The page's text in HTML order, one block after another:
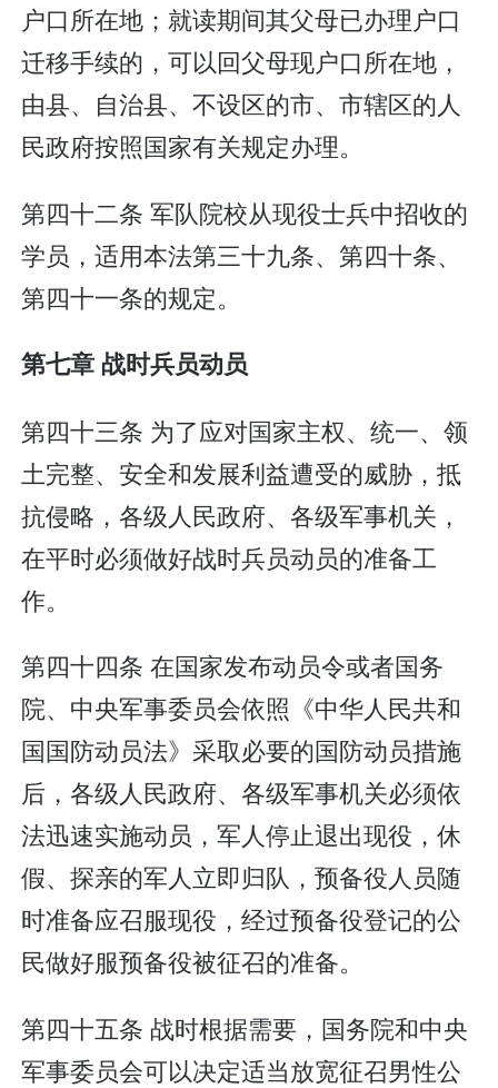
户口所在地；就读期间其父母已办理户口
迁移手续的，可以回父母现户口所在地，
由县、自治县、不设区的市、市辖区的人
民政府按照国家有关规定办理。
第四十二条 军队院校从现役士兵中招收的
学员，适用本法第三十九条、第四十条、
第四十一条的规定。
第七章 战时兵员动员
第四十三条 为了应对国家主权、统一、领
土完整、安全和发展利益遭受的威胁，抵
抗侵略，各级人民政府、各级军事机关，
在平时必须做好战时兵员动员的准备工
作。
第四十四条 在国家发布动员令或者国务
院、中央军事委员会依照《中华人民共和
国国防动员法》采取必要的国防动员措施
后，各级人民政府、各级军事机关必须依
法迅速实施动员，军人停止退出现役，休
假、探亲的军人立即归队，预备役人员随
时准备应召服现役，经过预备役登记的公
民做好服预备役被征召的准备。
第四十五条 战时根据需要，国务院和中央
军事委员会可以决定适当放宽征召男性公